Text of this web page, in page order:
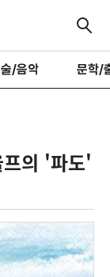
/음악 문학/
의 '파도'